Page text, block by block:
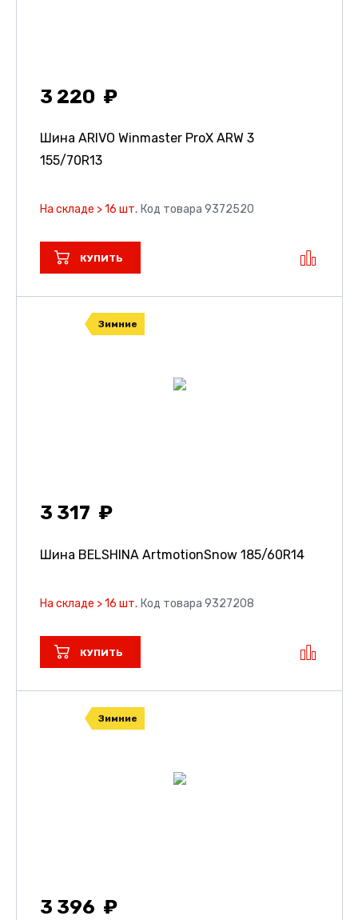
3 220
Шина ARIVO Winmaster ProX ARW 3
155/70R13
На складе > 16 шт. Код товара 9372520
КУПИТЬ
Зимние
3 317
Шина BELSHINA ArtmotionSnow 185/60R14
На складе > 16 шт. Код товара 9327208
КУПИТЬ
Зимние
3 396